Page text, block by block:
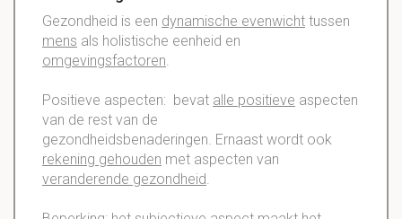
Gezondheid is een dynamische evenwicht tussen
mens als holistische eenheid en
omgevingsfactoren.
Positieve aspecten: bevat alle positieve aspecten
van de rest van de
gezondheidsbenaderingen. Ernaast wordt ook
rekening gehouden met aspecten van
veranderende gezondheid.